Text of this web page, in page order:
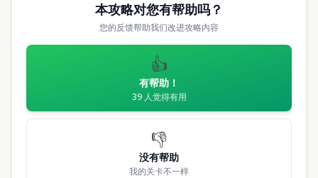
本攻略对您有帮助吗？
您的反馈帮助我们改进攻略内容
👍
有帮助！
39 人觉得有用
👎
没有帮助
我的关卡不一样